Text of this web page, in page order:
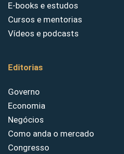
E-books e estudos
Cursos e mentorias
Vídeos e podcasts
Editorias
Governo
Economia
Negócios
Como anda o mercado
Congresso